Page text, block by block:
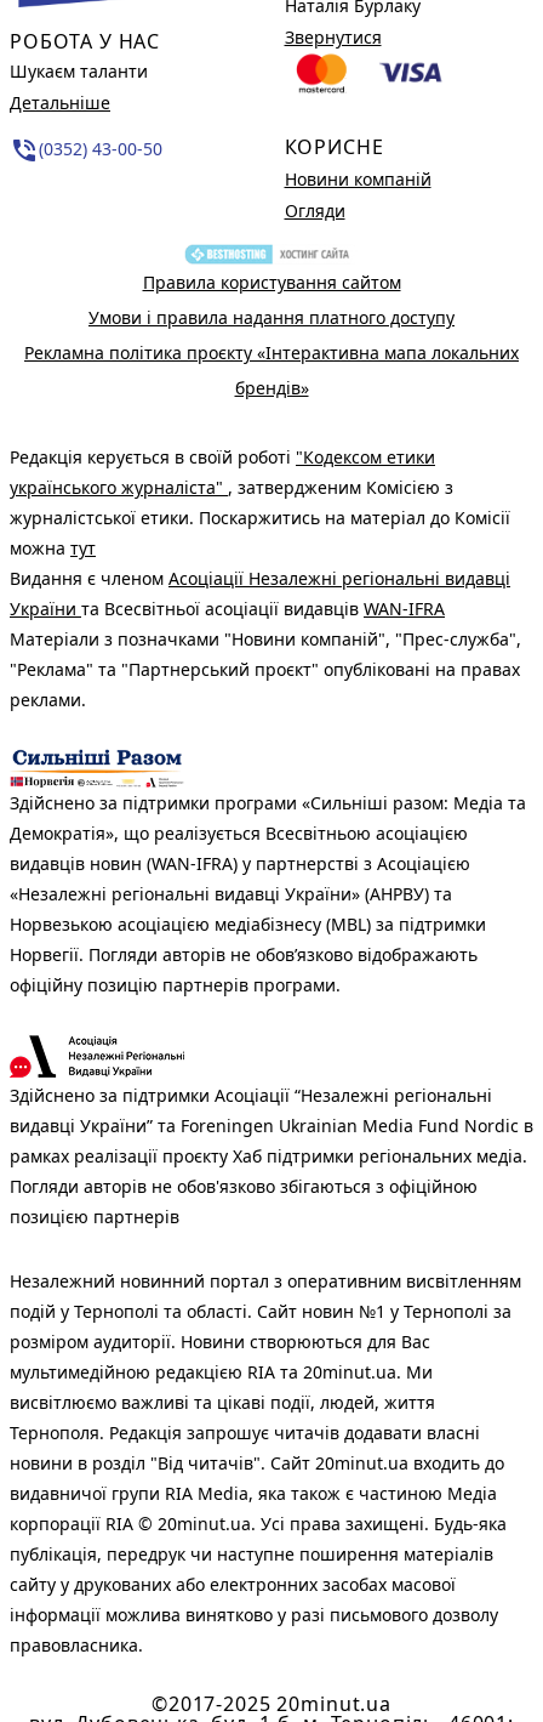
РОБОТА У НАС
Шукаєм таланти
Детальніше
phone_in_talk(0352) 43-00-50
Наталія Бурлаку
Звернутися
КОРИСНЕ
Новини компаній
Огляди
Правила користування сайтом
Умови і правила надання платного доступу
Рекламна політика проєкту «Інтерактивна мапа локальних
брендів»
Редакція керується в своїй роботі "Кодексом етики
українського журналіста" , затвердженим Комісією з
журналістської етики. Поскаржитись на матеріал до Комісії
можна тут
Видання є членом Асоціації Незалежні регіональні видавці
України та Всесвітньої асоціації видавців WAN-IFRA
Матеріали з позначками "Новини компаній", "Прес-служба",
"Реклама" та "Партнерський проєкт" опубліковані на правах
реклами.
Здійснено за підтримки програми «Сильніші разом: Медіа та
Демократія», що реалізується Всесвітньою асоціацією
видавців новин (WAN-IFRA) у партнерстві з Асоціацією
«Незалежні регіональні видавці України» (АНРВУ) та
Норвезькою асоціацією медіабізнесу (MBL) за підтримки
Норвегії. Погляди авторів не обов’язково відображають
офіційну позицію партнерів програми.
Здійснено за підтримки Асоціації “Незалежні регіональні
видавці України” та Foreningen Ukrainian Media Fund Nordic в
рамках реалізації проєкту Хаб підтримки регіональних медіа.
Погляди авторів не обов'язково збігаються з офіційною
позицією партнерів
Незалежний новинний портал з оперативним висвітленням
подій у Тернополі та області. Сайт новин №1 у Тернополі за
розміром аудиторії. Новини створюються для Вас
мультимедійною редакцією RIA та 20minut.ua. Ми
висвітлюємо важливі та цікаві події, людей, життя
Тернополя. Редакція запрошує читачів додавати власні
новини в розділ "Від читачів". Сайт 20minut.ua входить до
видавничої групи RIA Media, яка також є частиною Медіа
корпорації RIA © 20minut.ua. Усі права захищені. Будь-яка
публiкацiя, передрук чи наступне поширення матеріалів
сайту у друкованих або електронних засобах масової
інформації можлива винятково у разі письмового дозволу
правовласника.
©2017-2025 20minut.ua